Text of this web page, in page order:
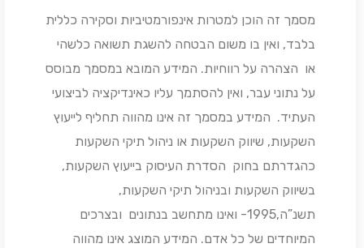
מסמך זה הוכן למטרות אינפורמטיביות וסקירה כללית
בלבד, ואין בו משום הבטחה להשגת תשואה כלשהי
או הצהרה על רווחיות. המידע המובא במסמך מבוסס
על נתוני עבר, ואין להסתמך עליו כאינדיקציה לביצועי
העתיד. המידע במסמך זה אינו מהווה תחליף לייעוץ
השקעות, שיווק השקעות או ניהול תיקי השקעות
כהגדרתם בחוק הסדרת העיסוק בייעוץ השקעות,
בשיווק השקעות ובניהול תיקי השקעות,
תשנ”ה,1995- ואינו מתחשב בנתונים ובצרכים
המיוחדים של כל אדם. המידע המוצג אינו מהווה